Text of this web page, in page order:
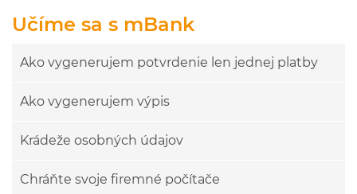
Učíme sa s mBank
Ako vygenerujem potvrdenie len jednej platby
Ako vygenerujem výpis
Krádeže osobných údajov
Chráňte svoje firemné počítače